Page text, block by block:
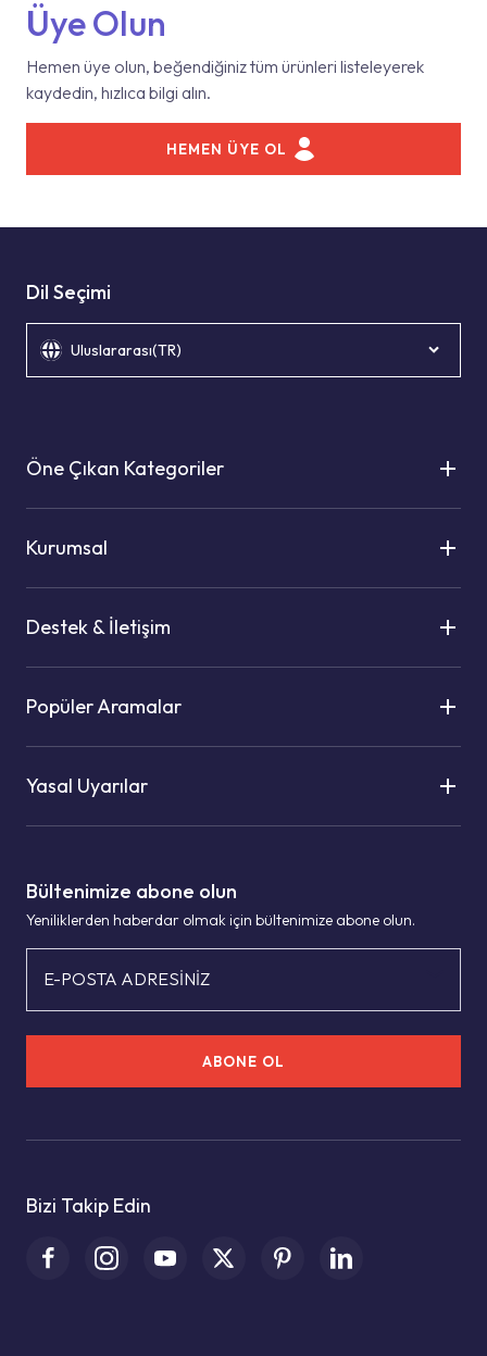
Üye Olun
Hemen üye olun, beğendiğiniz tüm ürünleri listeleyerek
kaydedin, hızlıca bilgi alın.
HEMEN ÜYE OL
Bültenimize abone olun
Yeniliklerden haberdar olmak için bültenimize abone olun.
E-POSTA ADRESİNİZ
ABONE OL
Bizi Takip Edin
Dil Seçimi
Uluslararası(TR)
Öne Çıkan Kategoriler
Kurumsal
Destek & İletişim
Popüler Aramalar
Yasal Uyarılar